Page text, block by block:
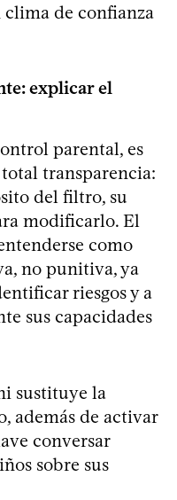
clima de confianza
explicar el
parental, es
transparencia:
del filtro, su
modificarlo. El
como
no punitiva, ya
riesgos y a
sus capacidades
sustituye la
además de activar
conversar
sobre sus